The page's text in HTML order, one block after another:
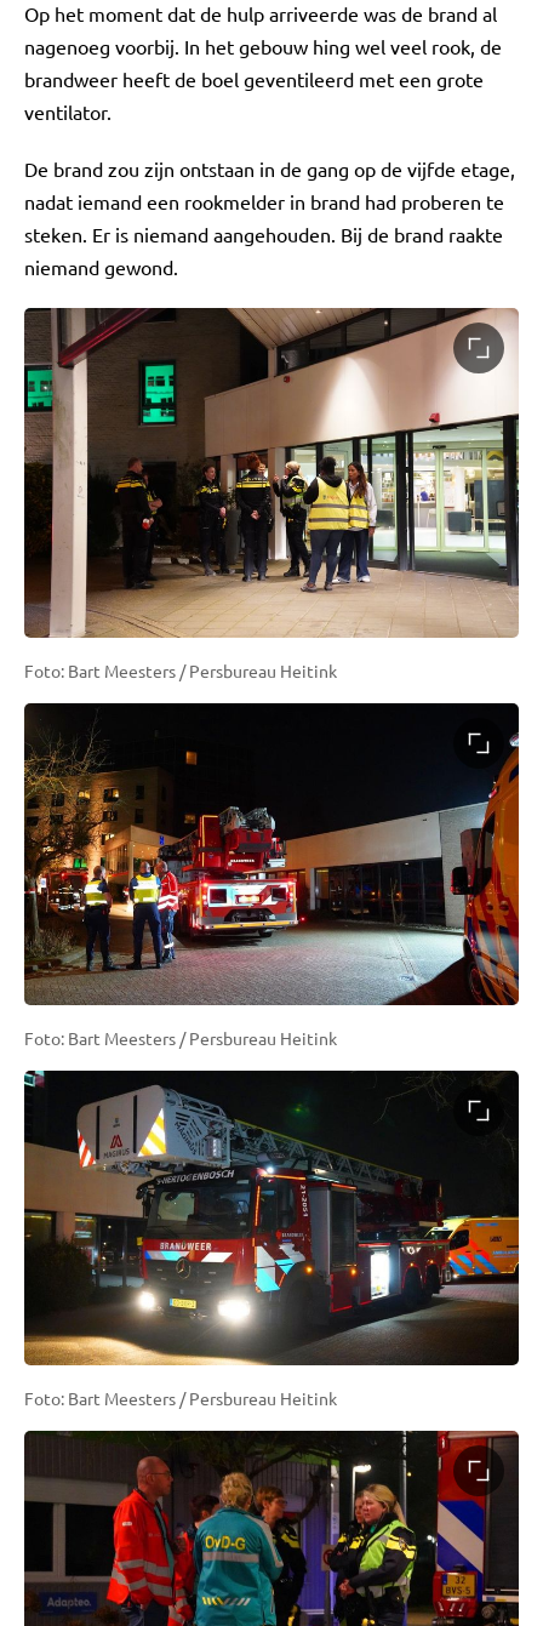
Op het moment dat de hulp arriveerde was de brand al
nagenoeg voorbij. In het gebouw hing wel veel rook, de
brandweer heeft de boel geventileerd met een grote
ventilator.
De brand zou zijn ontstaan in de gang op de vijfde etage,
nadat iemand een rookmelder in brand had proberen te
steken. Er is niemand aangehouden. Bij de brand raakte
niemand gewond.
Foto: Bart Meesters / Persbureau Heitink
Foto: Bart Meesters / Persbureau Heitink
Foto: Bart Meesters / Persbureau Heitink